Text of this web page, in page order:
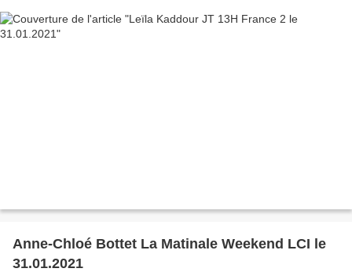
Anne-Chloé Bottet La Matinale Weekend LCI le
31.01.2021